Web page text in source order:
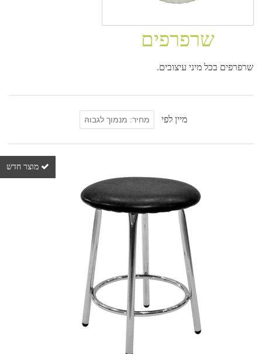
שרפרפים
שרפרפים בכל מיני עיצובים.
מיין לפי
מוצר חדש